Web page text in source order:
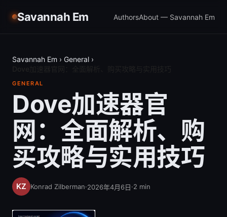
Savannah Em AuthorsAbout — Savannah Em
Savannah Em › General ›
GENERAL
Dove加速器官
网：全面解析、购
买攻略与实用技巧
Konrad Zilberman·2026年4月6日·2 min